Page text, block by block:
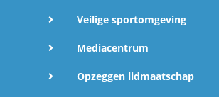
Veilige sportomgeving
Mediacentrum
Opzeggen lidmaatschap